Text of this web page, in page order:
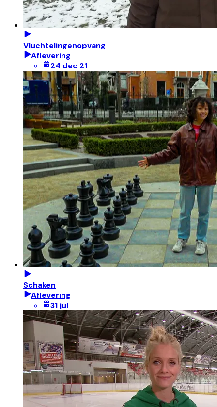
Vluchtelingenopvang
Aflevering
24 dec 21
Schaken
Aflevering
31 jul